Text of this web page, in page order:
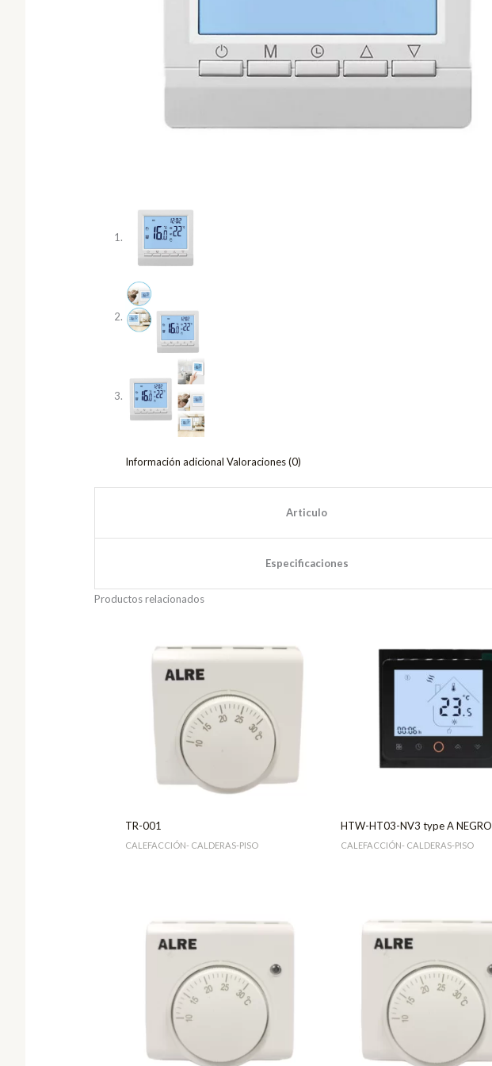
Información adicional Valoraciones (0)
Articulo
Especificaciones
Productos relacionados
TR-001
CALEFACCIÓN- CALDERAS-PISO
HTW-HT03-NV3 type A NEGRO
CALEFACCIÓN- CALDERAS-PISO